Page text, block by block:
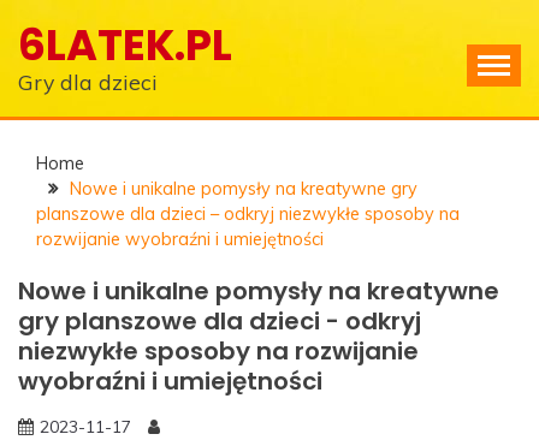
content
6LATEK.PL
Gry dla dzieci
Home
Nowe i unikalne pomysły na kreatywne gry
planszowe dla dzieci – odkryj niezwykłe sposoby na
rozwijanie wyobraźni i umiejętności
Nowe i unikalne pomysły na kreatywne
gry planszowe dla dzieci - odkryj
niezwykłe sposoby na rozwijanie
wyobraźni i umiejętności
2023-11-17